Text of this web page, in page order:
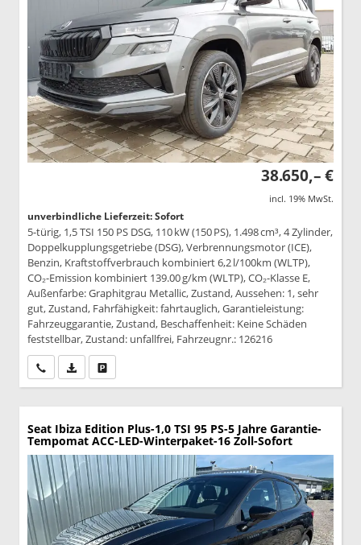
38.650,– €
incl. 19% MwSt.
unverbindliche Lieferzeit: Sofort
5-türig, 1,5 TSI 150 PS DSG, 110 kW (150 PS), 1.498 cm³, 4 Zylinder,
Doppelkupplungsgetriebe (DSG), Verbrennungsmotor (ICE),
Benzin, Kraftstoffverbrauch kombiniert 6,2 l/100km (WLTP),
CO₂-Emission kombiniert 139.00 g/km (WLTP), CO₂-Klasse E,
Außenfarbe: Graphitgrau Metallic, Zustand, Aussehen: 1, sehr
gut, Zustand, Fahrfähigkeit: fahrtauglich, Garantieleistung:
Fahrzeuggarantie, Zustand, Beschaffenheit: Keine Schäden
feststellbar, Zustand: unfallfrei, Fahrzeugnr.: 126216
Wir rufen Sie anPDF-Datei, Fahrzeugexposé drucken
Seat Ibiza Edition Plus-1,0 TSI 95 PS-5 Jahre Garantie-
Tempomat ACC-LED-Winterpaket-16 Zoll-Sofort